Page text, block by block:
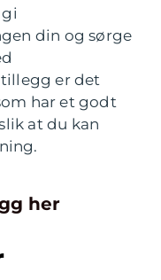
din og sørge
tillegg er det
har et godt
at du kan
her